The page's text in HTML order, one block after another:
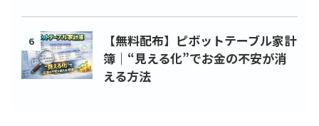
6
【無料配布】ピボットテーブル家計
簿｜“見える化”でお金の不安が消
える方法